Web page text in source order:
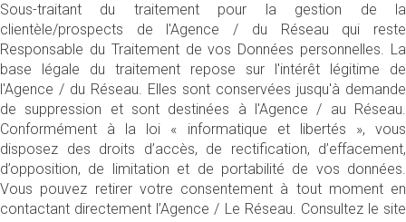
Sous-traitant du traitement pour la gestion de la
clientèle/prospects de l'Agence / du Réseau qui reste
Responsable du Traitement de vos Données personnelles. La
base légale du traitement repose sur l'intérêt légitime de
l'Agence / du Réseau. Elles sont conservées jusqu'à demande
de suppression et sont destinées à l'Agence / au Réseau.
Conformément à la loi « informatique et libertés », vous
disposez des droits d’accès, de rectification, d’effacement,
d’opposition, de limitation et de portabilité de vos données.
Vous pouvez retirer votre consentement à tout moment en
contactant directement l’Agence / Le Réseau. Consultez le site